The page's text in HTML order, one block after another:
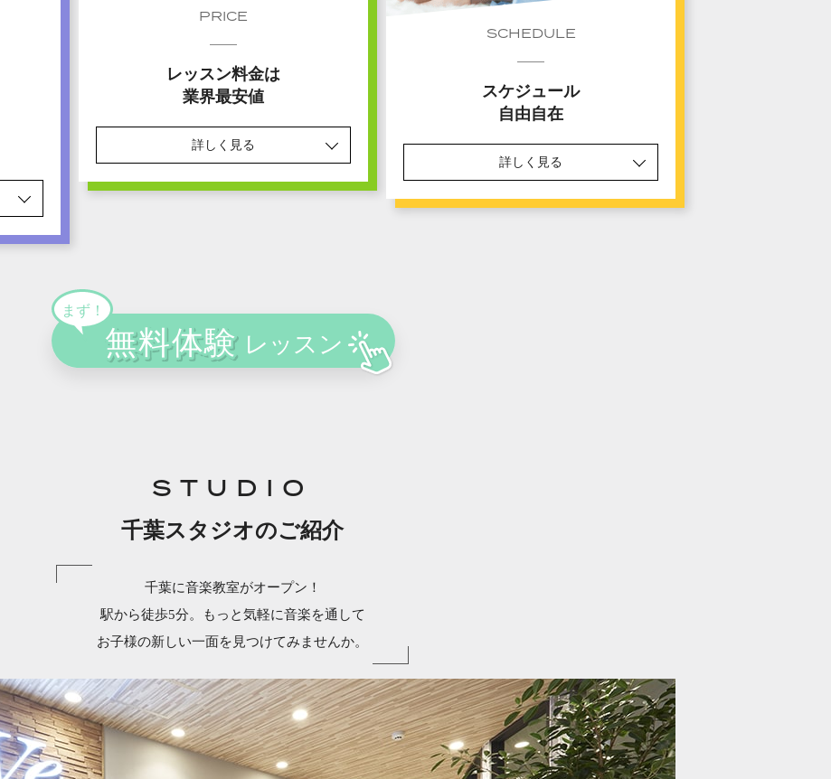
PRICE
レッスン料金は
業界最安値
詳しく見る
SCHEDULE
スケジュール
自由自在
詳しく見る
STUDIO
千葉スタジオのご紹介
千葉に音楽教室がオープン！
駅から徒歩5分。もっと気軽に音楽を通して
お子様の新しい一面を見つけてみませんか。